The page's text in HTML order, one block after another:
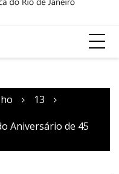
13
Aniversário de 45